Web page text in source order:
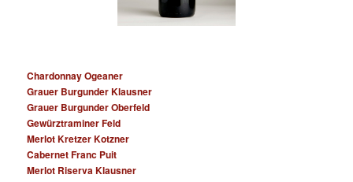
Chardonnay Ogeaner
Grauer Burgunder Klausner
Grauer Burgunder Oberfeld
Gewürztraminer Feld
Merlot Kretzer Kotzner
Cabernet Franc Puit
Merlot Riserva Klausner